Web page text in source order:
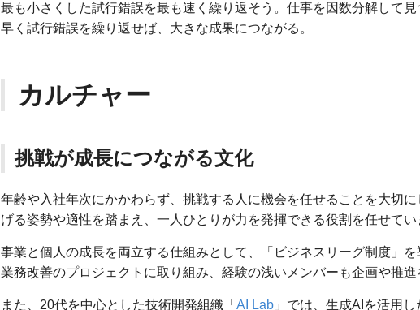
最も小さくした試行錯誤を最も速く繰り返そう。仕事を因数分解して
早く試行錯誤を繰り返せば、大きな成果につながる。
カルチャー
挑戦が成長につながる文化
年齢や入社年次にかかわらず、挑戦する人に機会を任せることを大切
げる姿勢や適性を踏まえ、一人ひとりが力を発揮できる役割を任せてい
事業と個人の成長を両立する仕組みとして、「ビジネスリーグ制度」
業務改善のプロジェクトに取り組み、経験の浅いメンバーも企画や推進
また、20代を中心とした技術開発組織「 AI Lab 」では、生成AIを活用